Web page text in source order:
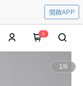
開啟APP
0
1/6